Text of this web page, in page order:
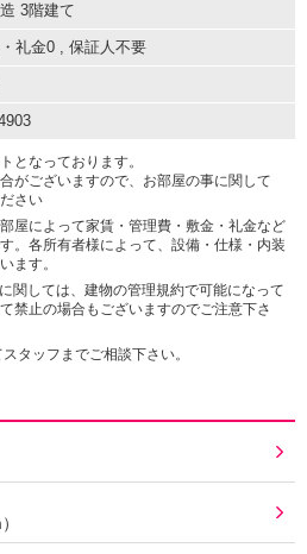
3階建て
礼金0 , 保証人不要
となっております。
がございますので、お部屋の事に関して
さい
屋によって家賃・管理費・敷金・礼金など
。各所有者様によって、設備・仕様・内装
ます。
関しては、建物の管理規約で可能になって
禁止の場合もございますのでご注意下さ
タッフまでご相談下さい。